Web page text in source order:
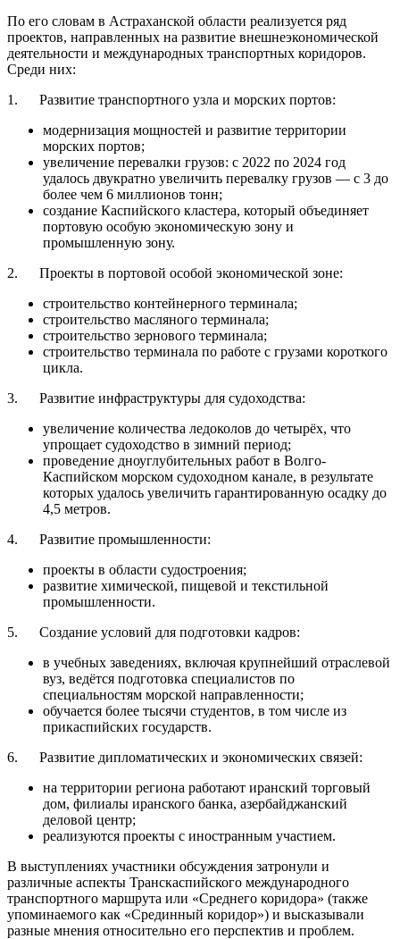
По его словам в Астраханской области реализуется ряд
проектов, направленных на развитие внешнеэкономической
деятельности и международных транспортных коридоров.
Среди них:
1. Развитие транспортного узла и морских портов:
модернизация мощностей и развитие территории
морских портов;
увеличение перевалки грузов: с 2022 по 2024 год
удалось двукратно увеличить перевалку грузов — с 3 до
более чем 6 миллионов тонн;
создание Каспийского кластера, который объединяет
портовую особую экономическую зону и
промышленную зону.
2. Проекты в портовой особой экономической зоне:
строительство контейнерного терминала;
строительство масляного терминала;
строительство зернового терминала;
строительство терминала по работе с грузами короткого
цикла.
3. Развитие инфраструктуры для судоходства:
увеличение количества ледоколов до четырёх, что
упрощает судоходство в зимний период;
проведение дноуглубительных работ в Волго-
Каспийском морском судоходном канале, в результате
которых удалось увеличить гарантированную осадку до
4,5 метров.
4. Развитие промышленности:
проекты в области судостроения;
развитие химической, пищевой и текстильной
промышленности.
5. Создание условий для подготовки кадров:
в учебных заведениях, включая крупнейший отраслевой
вуз, ведётся подготовка специалистов по
специальностям морской направленности;
обучается более тысячи студентов, в том числе из
прикаспийских государств.
6. Развитие дипломатических и экономических связей:
на территории региона работают иранский торговый
дом, филиалы иранского банка, азербайджанский
деловой центр;
реализуются проекты с иностранным участием.
В выступлениях участники обсуждения затронули и
различные аспекты Транскаспийского международного
транспортного маршрута или «Среднего коридора» (также
упоминаемого как «Срединный коридор») и высказывали
разные мнения относительно его перспектив и проблем.